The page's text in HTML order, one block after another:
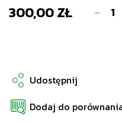
300,00 ZŁ -
Udostępnij
Dodaj do